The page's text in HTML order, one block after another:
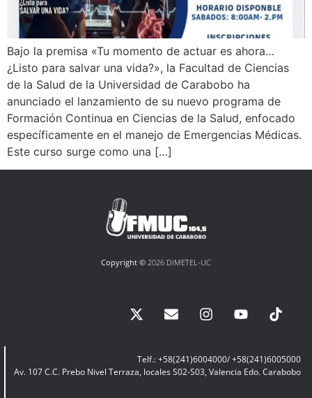
Bajo la premisa «Tu momento de actuar es ahora…
¿Listo para salvar una vida?», la Facultad de Ciencias
de la Salud de la Universidad de Carabobo ha
anunciado el lanzamiento de su nuevo programa de
Formación Continua en Ciencias de la Salud, enfocado
específicamente en el manejo de Emergencias Médicas.
Este curso surge como una […]
Copyright © 2026 DIMETEL-UC
Telf.: +58(241)6004000/ +58(241)6005000
Av. 107 C.C. Prebo Nivel Terraza, locales S02-S03, Valencia Edo. Carabobo